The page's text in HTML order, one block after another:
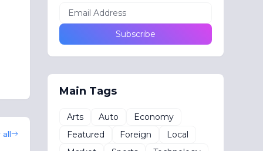
all
Main Tags
Arts Auto
Economy
Featured
Foreign
Local